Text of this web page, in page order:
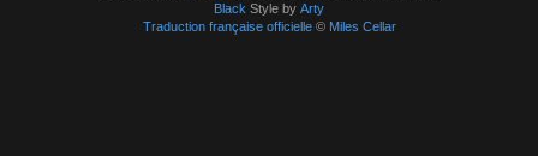
Black Style by Arty
Traduction française officielle© Miles Cellar